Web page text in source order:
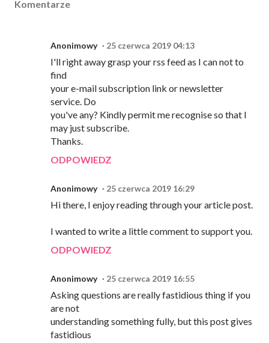
Komentarze
Anonimowy 25 czerwca 2019 04:13
I'll right away grasp your rss feed as I can not to
find
your e-mail subscription link or newsletter
service. Do
you've any? Kindly permit me recognise so that I
may just subscribe.
Thanks.
ODPOWIEDZ
Anonimowy 25 czerwca 2019 16:29
Hi there, I enjoy reading through your article post.
I wanted to write a little comment to support you.
ODPOWIEDZ
Anonimowy 25 czerwca 2019 16:55
Asking questions are really fastidious thing if you
are not
understanding something fully, but this post gives
fastidious